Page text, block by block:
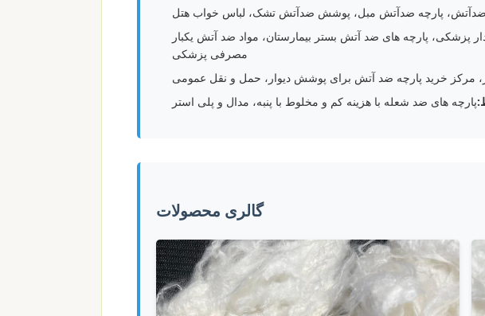
ضدآتش، پارچه ضدآتش مبل، پوشش ضدآتش تشک، لباس خواب هتل
پزشکی، پارچه های ضد آتش بستر بیمارستان، مواد ضد آتش یکبار
مصرفی پزشکی
مرکز خرید پارچه ضد آتش برای پوشش دیوار، حمل و نقل عمومی
پارچه های ضد شعله با هزینه کم و مخلوط با پنبه، مدال و پلی استر
گالری محصولات